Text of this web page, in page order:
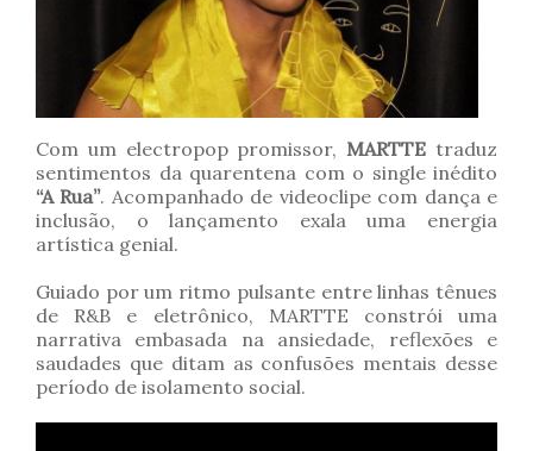
Com um electropop promissor,MARTTE traduz
sentimentos da quarentena com o single inédito
“A Rua”. Acompanhado de videoclipe com dança e
inclusão, o lançamento exala uma energia
artística genial.
Guiado por um ritmo pulsante entre linhas tênues
de R&B e eletrônico, MARTTE constrói uma
narrativa embasada na ansiedade, reflexões e
saudades que ditam as confusões mentais desse
período de isolamento social.